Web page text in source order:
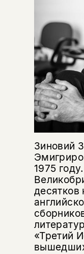
Зиновий
1975
десятков
«Третий